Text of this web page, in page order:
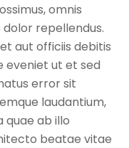
omnis
repellendus.
aut officiis debitis
eveniet ut et sed
error sit
laudantium,
quae ab illo
beatae vitae